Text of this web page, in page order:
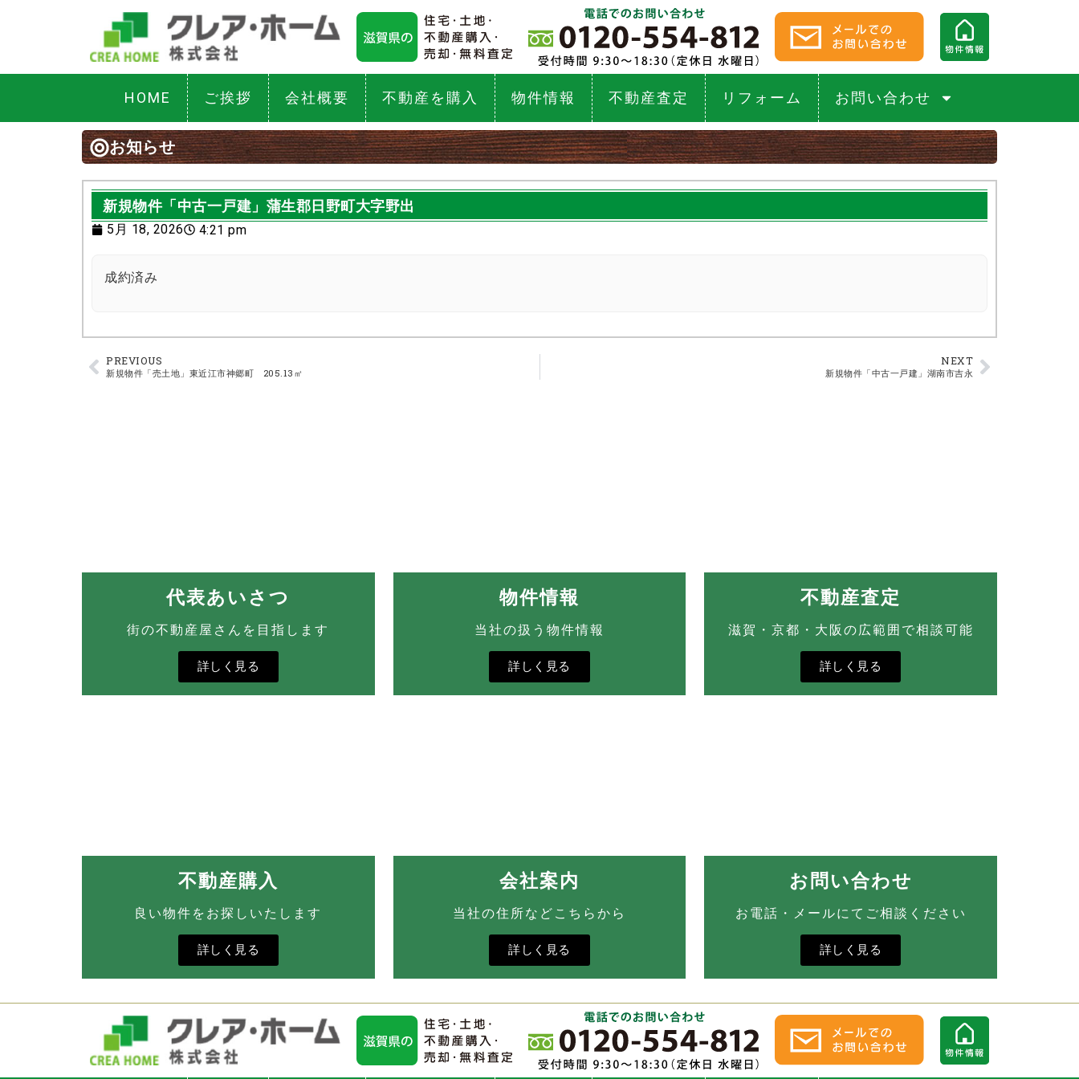
HOME ご挨拶 会社概要 不動産を購入 物件情報 不動産査定 リフォーム お問い合わせ
お知らせ
新規物件「中古一戸建」蒲生郡日野町大字野出
5月 18, 2026 4:21 pm
成約済み
PREVIOUS
新規物件「売土地」東近江市神郷町 205.13㎡
NEXT
新規物件「中古一戸建」湖南市吉永
代表あいさつ
街の不動産屋さんを目指します
詳しく見る
物件情報
当社の扱う物件情報
詳しく見る
不動産査定
滋賀・京都・大阪の広範囲で相談可能
詳しく見る
不動産購入
良い物件をお探しいたします
詳しく見る
会社案内
当社の住所などこちらから
詳しく見る
お問い合わせ
お電話・メールにてご相談ください
詳しく見る